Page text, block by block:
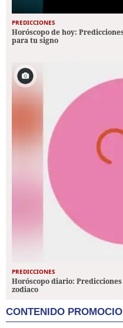
PREDICCIONES
Horóscopo de hoy:
para tu signo
PREDICCIONES
Horóscopo diario:
zodiaco
CONTENIDO